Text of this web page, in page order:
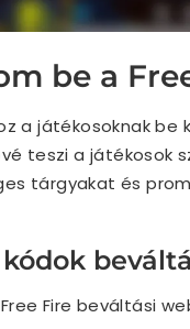
be a
a játékosoknak
teszi a játékosok
tárgyakat és
Fire beváltási